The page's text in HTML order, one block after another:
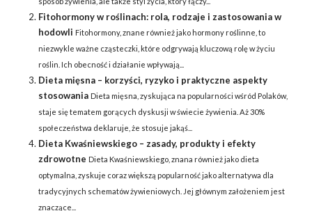
Fitohormony w roślinach: rola, rodzaje i zastosowania w
hodowli Fitohormony, znane również jako hormony roślinne, to
niezwykle ważne cząsteczki, które odgrywają kluczową rolę w życiu
roślin. Ich obecność i działanie wpływają...
Dieta mięsna – korzyści, ryzyko i praktyczne aspekty
stosowania Dieta mięsna, zyskująca na popularności wśród Polaków,
staje się tematem gorących dyskusji w świecie żywienia. Aż 30%
społeczeństwa deklaruje, że stosuje jakąś...
Dieta Kwaśniewskiego – zasady, produkty i efekty
zdrowotne Dieta Kwaśniewskiego, znana również jako dieta
optymalna, zyskuje coraz większą popularność jako alternatywa dla
tradycyjnych schematów żywieniowych. Jej głównym założeniem jest
znaczące...